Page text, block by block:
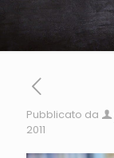
Pubblicato da
2011